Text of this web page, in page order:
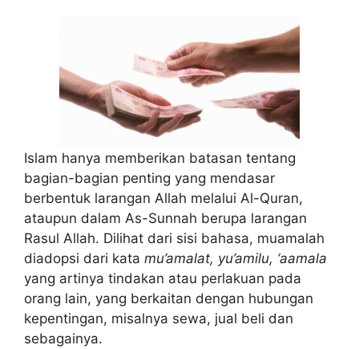
Islam hanya memberikan batasan tentang
bagian-bagian penting yang mendasar
berbentuk larangan Allah melalui Al-Quran,
ataupun dalam As-Sunnah berupa larangan
Rasul Allah. Dilihat dari sisi bahasa, muamalah
diadopsi dari kata mu’amalat, yu’amilu, ‘aamala
yang artinya tindakan atau perlakuan pada
orang lain, yang berkaitan dengan hubungan
kepentingan, misalnya sewa, jual beli dan
sebagainya.